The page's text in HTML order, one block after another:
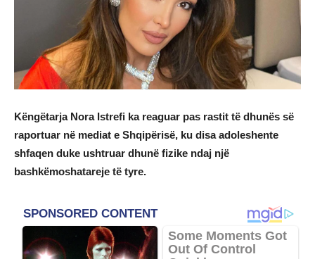
Këngëtarja Nora Istrefi ka reaguar pas rastit të dhunës së
raportuar në mediat e Shqipërisë, ku disa adoleshente
shfaqen duke ushtruar dhunë fizike ndaj një
bashkëmoshatareje të tyre.